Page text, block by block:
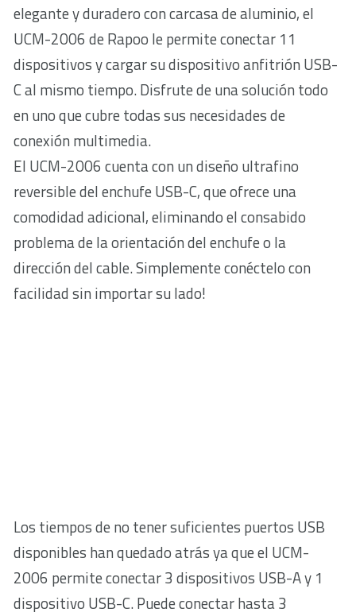
elegante y duradero con carcasa de aluminio, el
UCM-2006 de Rapoo le permite conectar 11
dispositivos y cargar su dispositivo anfitrión USB-
C al mismo tiempo. Disfrute de una solución todo
en uno que cubre todas sus necesidades de
conexión multimedia.
El UCM-2006 cuenta con un diseño ultrafino
reversible del enchufe USB-C, que ofrece una
comodidad adicional, eliminando el consabido
problema de la orientación del enchufe o la
dirección del cable. Simplemente conéctelo con
facilidad sin importar su lado!
Los tiempos de no tener suficientes puertos USB
disponibles han quedado atrás ya que el UCM-
2006 permite conectar 3 dispositivos USB-A y 1
dispositivo USB-C. Puede conectar hasta 3